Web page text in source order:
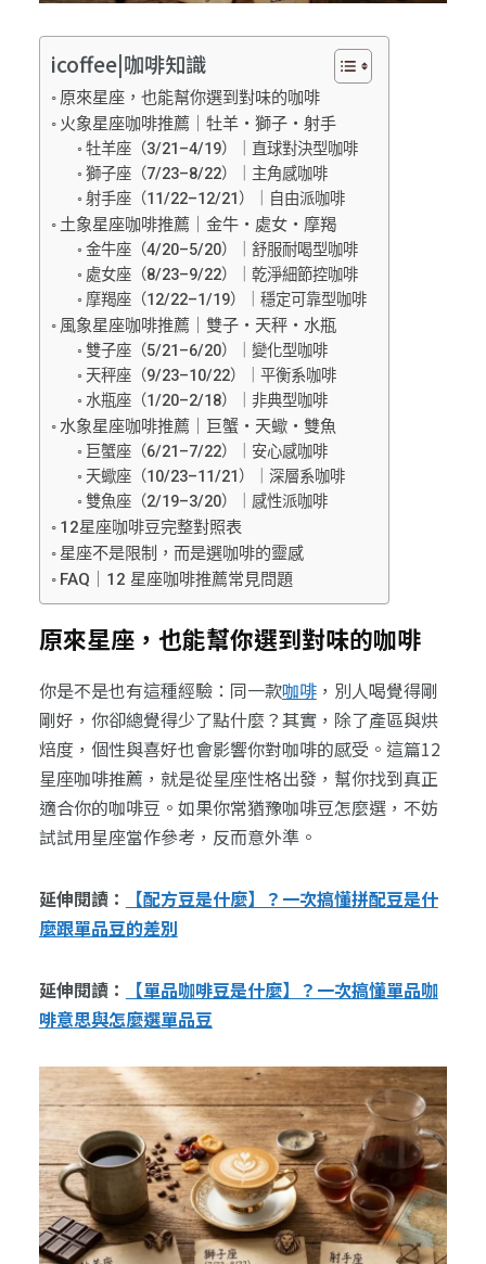
icoffee|咖啡知識
原來星座，也能幫你選到對味的咖啡
火象星座咖啡推薦｜牡羊・獅子・射手
牡羊座（3/21–4/19）｜直球對決型咖啡
獅子座（7/23–8/22）｜主角感咖啡
射手座（11/22–12/21）｜自由派咖啡
土象星座咖啡推薦｜金牛・處女・摩羯
金牛座（4/20–5/20）｜舒服耐喝型咖啡
處女座（8/23–9/22）｜乾淨細節控咖啡
摩羯座（12/22–1/19）｜穩定可靠型咖啡
風象星座咖啡推薦｜雙子・天秤・水瓶
雙子座（5/21–6/20）｜變化型咖啡
天秤座（9/23–10/22）｜平衡系咖啡
水瓶座（1/20–2/18）｜非典型咖啡
水象星座咖啡推薦｜巨蟹・天蠍・雙魚
巨蟹座（6/21–7/22）｜安心感咖啡
天蠍座（10/23–11/21）｜深層系咖啡
雙魚座（2/19–3/20）｜感性派咖啡
12星座咖啡豆完整對照表
星座不是限制，而是選咖啡的靈感
FAQ｜12 星座咖啡推薦常見問題
原來星座，也能幫你選到對味的咖啡
你是不是也有這種經驗：同一款咖啡，別人喝覺得剛
剛好，你卻總覺得少了點什麼？其實，除了產區與烘
焙度，個性與喜好也會影響你對咖啡的感受。這篇12
星座咖啡推薦，就是從星座性格出發，幫你找到真正
適合你的咖啡豆。如果你常猶豫咖啡豆怎麼選，不妨
試試用星座當作參考，反而意外準。
延伸閱讀：
【配方豆是什麼】？一次搞懂拼配豆是什
麼跟單品豆的差別
延伸閱讀：
【單品咖啡豆是什麼】？一次搞懂單品咖
啡意思與怎麼選單品豆